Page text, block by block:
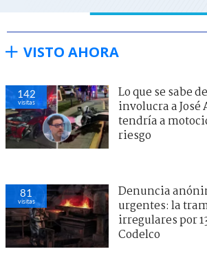
VISTO AHORA
142
visitas
Lo que se sabe
involucra a
tendría a
riesgo
81
visitas
Denuncia
urgentes: la
irregulares por
Codelco